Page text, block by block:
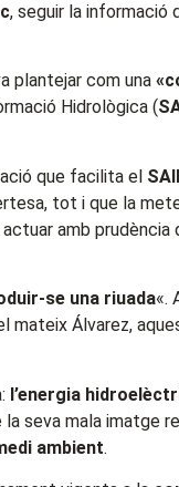
, seguir la informació
plantejar com una
Hidrològica (
que facilita el
tot i que la
amb prudència
se una riuada«.
mateix Álvarez,
l’energia
seva mala imatge
ambient.